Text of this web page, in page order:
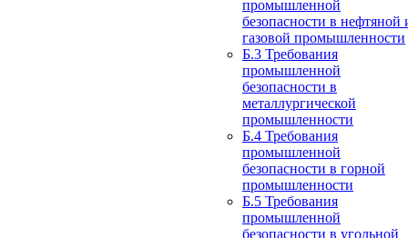
промышленной
безопасности в нефтяной
газовой промышленности
Б.3 Требования
промышленной
безопасности в
металлургической
промышленности
Б.4 Требования
промышленной
безопасности в горной
промышленности
Б.5 Требования
промышленной
безопасности в угольной